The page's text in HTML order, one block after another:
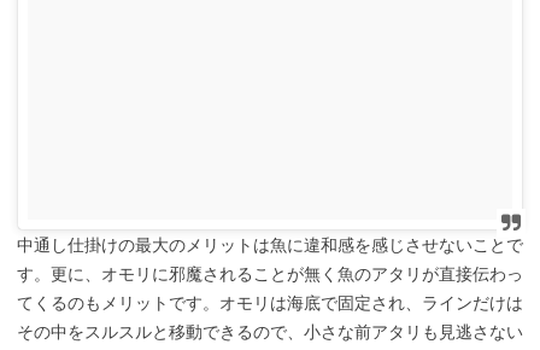
中通し仕掛けの最大のメリットは魚に違和感を感じさせないことで
す。更に、オモリに邪魔されることが無く魚のアタリが直接伝わっ
てくるのもメリットです。オモリは海底で固定され、ラインだけは
その中をスルスルと移動できるので、小さな前アタリも見逃さない